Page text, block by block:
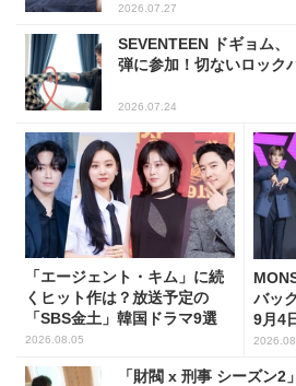
2026.07.27
SEVENTEEN ドギョム
弾に参加！切ないロック
2026.07.24
「エージェント・キム」に続
くヒット作は？放送予定の
「SBS金土」韓国ドラマ9選
2026.08.05
バッ
9月4
「財閥 x 刑事 シーズン